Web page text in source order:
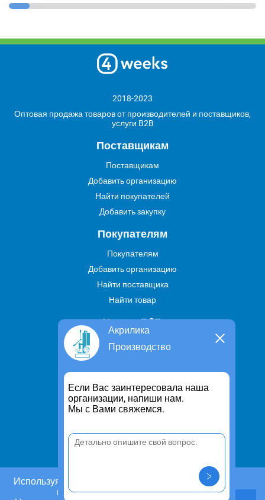
Акрилика
Производство
Если Вас заинтересовала наша
организации, напиши нам.
Мы с Вами свяжемся.
Используя этот сайт, Вы даете согласие на
использование cookies.
2018-2023
Оптовая продажа товаров от производителей и поставщиков,
услуги B2B
Поставщикам
Поставщикам
Добавить организацию
Найти покупателей
Добавить закупку
Покупателям
Покупателям
Добавить организацию
Найти поставщика
Найти товар
Услуги В2В
Найти услугу
Предложить свою услугу
Дропшиппинг
Транспортные услуги
Информация
Политика конфиденциальности
Контакты